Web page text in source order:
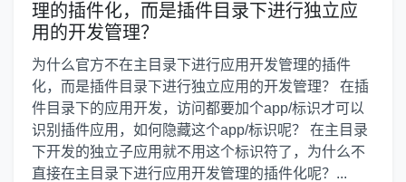
理的插件化，而是插件目录下进行独立应
用的开发管理？
为什么官方不在主目录下进行应用开发管理的插件
化，而是插件目录下进行独立应用的开发管理？ 在插
件目录下的应用开发，访问都要加个app/标识才可以
识别插件应用，如何隐藏这个app/标识呢？ 在主目录
下开发的独立子应用就不用这个标识符了，为什么不
直接在主目录下进行应用开发管理的插件化呢？...